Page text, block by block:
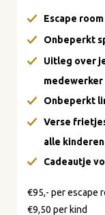
Escape
Onbeperkt
Uitleg over
medewerker
Onbeperkt
Verse
alle kinderen
Cadeautje
€95,- per escape
€9,50 per kind